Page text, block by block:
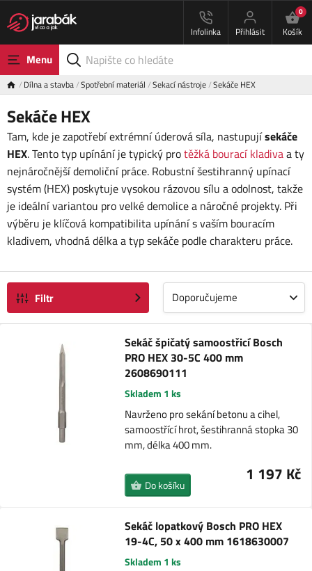
Infolinka Přihlásit
0
Košík
Menu
Dílna a stavba Spotřební materiál Sekací nástroje Sekáče HEX
Sekáče HEX
Tam, kde je zapotřebí extrémní úderová síla, nastupujísekáče
HEX. Tento typ upínání je typický protěžká bourací kladivaa ty
nejnáročnější demoliční práce. Robustní šestihranný upínací
systém (HEX) poskytuje vysokou rázovou sílu a odolnost, takže
je ideální variantou pro velké demolice a náročné projekty. Při
výběru je klíčová kompatibilita upínání s vaším bouracím
kladivem, vhodná délka a typ sekáče podle charakteru práce.
Filtr Doporučujeme
Sekáč špičatý samoostřicí Bosch
PRO HEX 30-5C 400 mm
2608690111
Skladem 1 ks
Navrženo pro sekání betonu a cihel,
samoostřící hrot, šestihranná stopka 30
mm, délka 400 mm.
1 197 Kč
Do košíku
Sekáč lopatkový Bosch PRO HEX
19-4C, 50 x 400 mm 1618630007
Skladem 1 ks